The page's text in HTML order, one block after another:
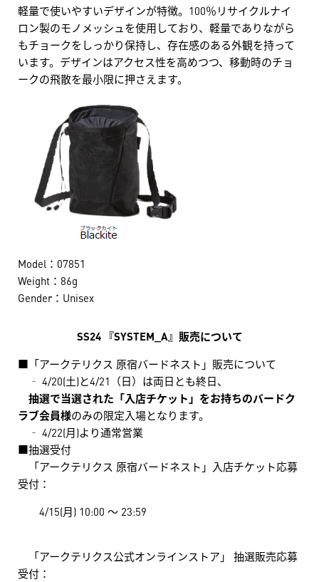
軽量で使いやすいデザインが特徴。100％リサイクルナイ
ロン製のモノメッシュを使用しており、軽量でありながら
もチョークをしっかり保持し、存在感のある外観を持って
います。デザインはアクセス性を高めつつ、移動時のチョ
ークの飛散を最小限に押さえます。
Model：07851
Weight：86g
Gender：Unisex
SS24 『SYSTEM_A』販売について
■「アークテリクス 原宿バードネスト」販売について
‐ 4/20(土)と4/21（日）は両日とも終日、
抽選で当選された「入店チケット」をお持ちのバードク
ラブ会員様のみの限定入場となります。
‐ 4/22(月)より通常営業
■抽選受付
「アークテリクス 原宿バードネスト」入店チケット応募
受付：
4/15(月) 10:00 ～ 23:59
「アークテリクス公式オンラインストア」 抽選販売応募
受付：